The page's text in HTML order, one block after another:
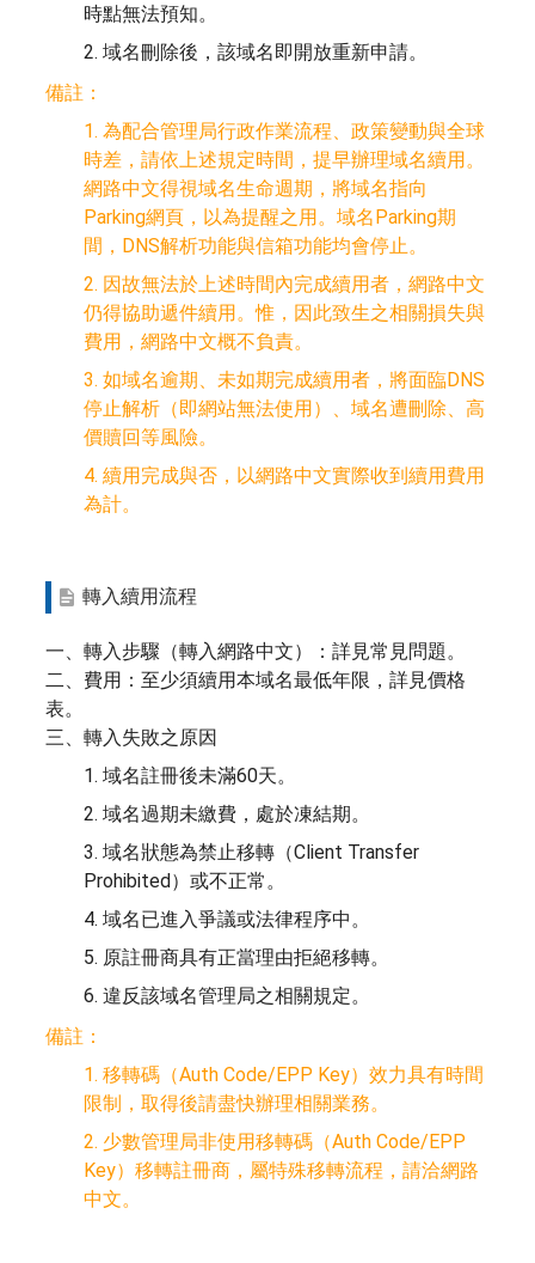
時點無法預知。
2. 域名刪除後，該域名即開放重新申請。
備註：
1. 為配合管理局行政作業流程、政策變動與全球
時差，請依上述規定時間，提早辦理域名續用。
網路中文得視域名生命週期，將域名指向
Parking網頁，以為提醒之用。域名Parking期
間，DNS解析功能與信箱功能均會停止。
2. 因故無法於上述時間內完成續用者，網路中文
仍得協助遞件續用。惟，因此致生之相關損失與
費用，網路中文概不負責。
3. 如域名逾期、未如期完成續用者，將面臨DNS
停止解析（即網站無法使用）、域名遭刪除、高
價贖回等風險。
4. 續用完成與否，以網路中文實際收到續用費用
為計。
轉入續用流程
一、轉入步驟（轉入網路中文）：詳見常見問題。
二、費用：至少須續用本域名最低年限，詳見價格
表。
三、轉入失敗之原因
1. 域名註冊後未滿60天。
2. 域名過期未繳費，處於凍結期。
3. 域名狀態為禁止移轉（Client Transfer
Prohibited）或不正常。
4. 域名已進入爭議或法律程序中。
5. 原註冊商具有正當理由拒絕移轉。
6. 違反該域名管理局之相關規定。
備註：
1. 移轉碼（Auth Code/EPP Key）效力具有時間
限制，取得後請盡快辦理相關業務。
2. 少數管理局非使用移轉碼（Auth Code/EPP
Key）移轉註冊商，屬特殊移轉流程，請洽網路
中文。